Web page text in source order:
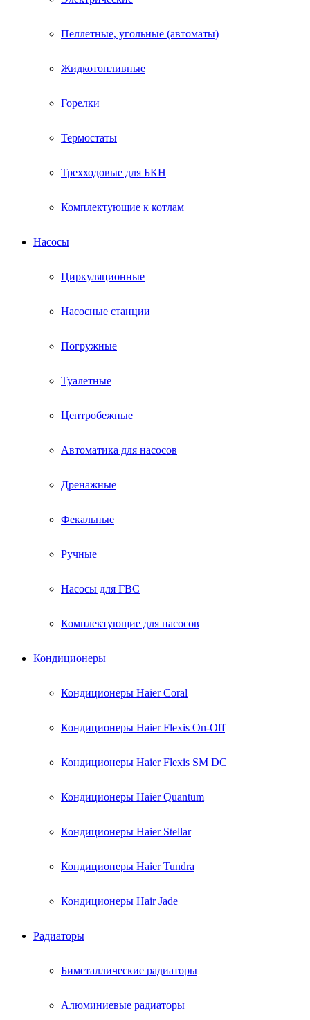
Пеллетные, угольные (автоматы)
Жидкотопливные
Горелки
Термостаты
Трехходовые для БКН
Комплектующие к котлам
Насосы
Циркуляционные
Насосные станции
Погружные
Туалетные
Центробежные
Автоматика для насосов
Дренажные
Фекальные
Ручные
Насосы для ГВС
Комплектующие для насосов
Кондиционеры
Кондиционеры Haier Coral
Кондиционеры Haier Flexis On-Off
Кондиционеры Haier Flexis SM DC
Кондиционеры Haier Quantum
Кондиционеры Haier Stellar
Кондиционеры Haier Tundra
Кондиционеры Hair Jade
Радиаторы
Биметаллические радиаторы
Алюминиевые радиаторы